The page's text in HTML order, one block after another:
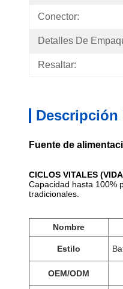
Conector:
Detalles De
Resaltar:
Descripción
Fuente de
CICLOS VITALES
Capacidad hasta 100%
tradicionales.
Nombre
Estilo
OEM/ODM